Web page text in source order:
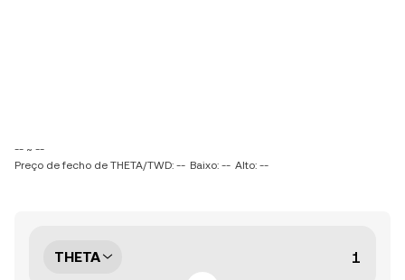
-- ~ --
Preço de fecho de THETA/TWD: -- Baixo: -- Alto: --
THETA